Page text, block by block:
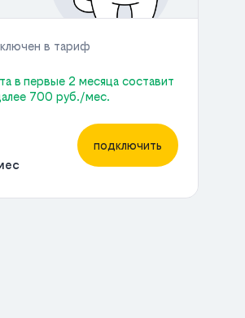
в тариф
в первые 2 месяца составит
700 руб./мес.
подключить